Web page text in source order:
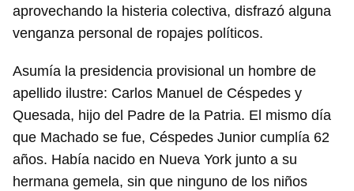
aprovechando la histeria colectiva, disfrazó alguna
venganza personal de ropajes políticos.
Asumía la presidencia provisional un hombre de
apellido ilustre: Carlos Manuel de Céspedes y
Quesada, hijo del Padre de la Patria. El mismo día
que Machado se fue, Céspedes Junior cumplía 62
años. Había nacido en Nueva York junto a su
hermana gemela, sin que ninguno de los niños